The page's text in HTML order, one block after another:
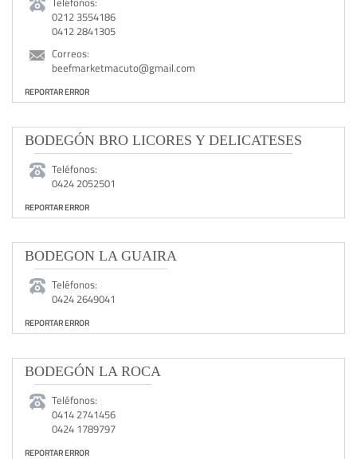
0212 3554186
0412 2841305
Correos:
beefmarketmacuto@gmail.com
REPORTAR ERROR
BODEGÓN BRO LICORES Y DELICATESES
Teléfonos:
0424 2052501
REPORTAR ERROR
BODEGON LA GUAIRA
Teléfonos:
0424 2649041
REPORTAR ERROR
BODEGÓN LA ROCA
Teléfonos:
0414 2741456
0424 1789797
REPORTAR ERROR